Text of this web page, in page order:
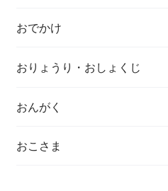
おでかけ
おりょうり・おしょくじ
おんがく
おこさま